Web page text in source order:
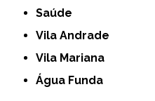
Saúde
Vila Andrade
Vila Mariana
Água Funda